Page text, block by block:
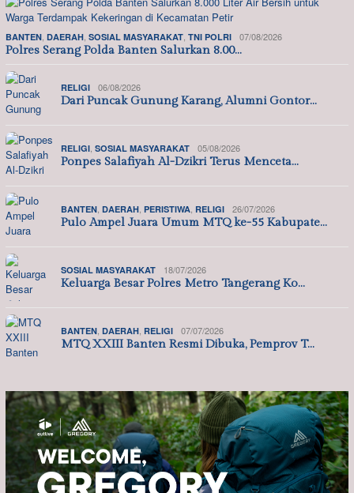
BANTEN DAERAH SOSIAL MASYARAKAT TNI POLRI 07/08/2026
Polres Serang Polda Banten Salurkan 8.00…
RELIGI 06/08/2026
Dari Puncak Gunung Karang, Alumni Gontor…
RELIGI SOSIAL MASYARAKAT 05/08/2026
Ponpes Salafiyah Al-Dzikri Terus Menceta…
BANTEN DAERAH PERISTIWA RELIGI 26/07/2026
Pulo Ampel Juara Umum MTQ ke-55 Kabupate…
SOSIAL MASYARAKAT 18/07/2026
Keluarga Besar Polres Metro Tangerang Ko…
BANTEN DAERAH RELIGI 07/07/2026
MTQ XXIII Banten Resmi Dibuka, Pemprov T…